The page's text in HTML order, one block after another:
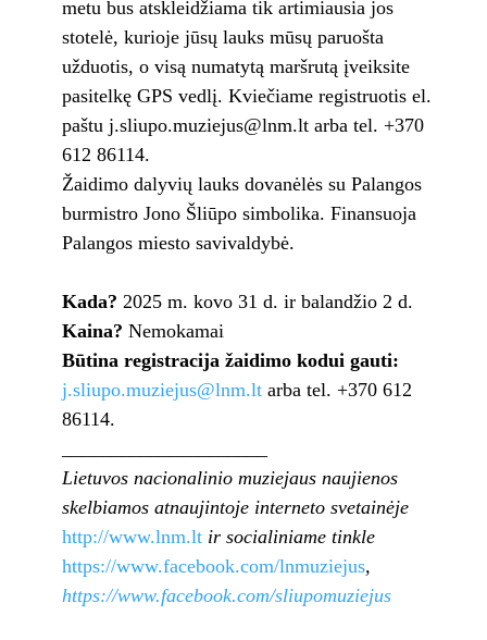
metu bus atskleidžiama tik artimiausia jos
stotelė, kurioje jūsų lauks mūsų paruošta
užduotis, o visą numatytą maršrutą įveiksite
pasitelkę GPS vedlį. Kviečiame registruotis el.
paštu j.sliupo.muziejus@lnm.lt arba tel. +370
612 86114.
Žaidimo dalyvių lauks dovanėlės su Palangos
burmistro Jono Šliūpo simbolika. Finansuoja
Palangos miesto savivaldybė.
Kada? 2025 m. kovo 31 d. ir balandžio 2 d.
Kaina? Nemokamai
Būtina registracija žaidimo kodui gauti:
j.sliupo.muziejus@lnm.ltarba tel. +370 612
86114.
Lietuvos nacionalinio muziejaus naujienos
skelbiamos atnaujintoje interneto svetainėje
http://www.lnm.lt ir socialiniame tinkle
https://www.facebook.com/lnmuziejus,
https://www.facebook.com/sliupomuziejus